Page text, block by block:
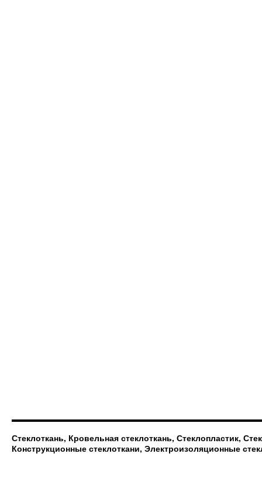
Стеклоткань, Кровельная стеклоткань, Стеклопластик,
Конструкционные стеклоткани, Электроизоляционные